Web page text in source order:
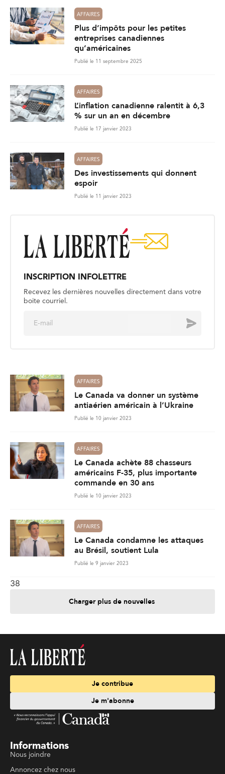
AFFAIRES
Plus d’impôts pour les petites
entreprises canadiennes
qu’américaines
Publié le 11 septembre 2025
AFFAIRES
L’inflation canadienne ralentit à 6,3
% sur un an en décembre
Publié le 17 janvier 2023
AFFAIRES
Des investissements qui donnent
espoir
Publié le 11 janvier 2023
INSCRIPTION INFOLETTRE
Recevez les dernières nouvelles directement dans votre
boite courriel.
Envoyer
AFFAIRES
Le Canada va donner un système
antiaérien américain à l’Ukraine
Publié le 10 janvier 2023
AFFAIRES
Le Canada achète 88 chasseurs
américains F-35, plus importante
commande en 30 ans
Publié le 10 janvier 2023
AFFAIRES
Le Canada condamne les attaques
au Brésil, soutient Lula
Publié le 9 janvier 2023
38
Charger plus de nouvelles
Je contribue
Je m'abonne
Informations
Nous joindre
Annoncez chez nous